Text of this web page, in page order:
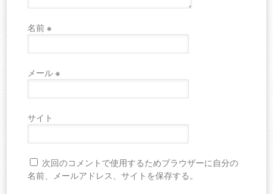
名前※
メール※
サイト
次回のコメントで使用するためブラウザーに自分の
名前、メールアドレス、サイトを保存する。